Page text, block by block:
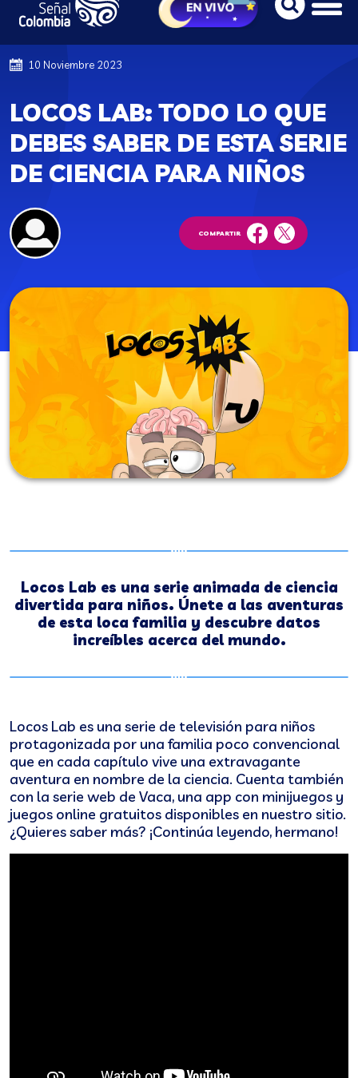
10 Noviembre 2023
LOCOS LAB: TODO LO QUE
DEBES SABER DE ESTA SERIE
DE CIENCIA PARA NIÑOS
COMPARTIR
Locos Lab es una serie animada de ciencia
divertida para niños. Únete a las aventuras
de esta loca familia y descubre datos
increíbles acerca del mundo.
Locos Lab es una serie de televisión para niños
protagonizada por una familia poco convencional
que en cada capítulo vive una extravagante
aventura en nombre de la ciencia. Cuenta también
con la serie web de Vaca, una app con minijuegos y
juegos online gratuitos disponibles en nuestro sitio.
¿Quieres saber más? ¡Continúa leyendo, hermano!